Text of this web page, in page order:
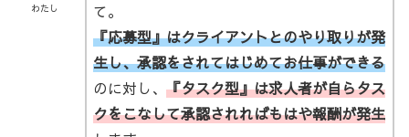
わたし
て。
『応募型』はクライアントとのやり取りが発
生し、承認をされてはじめてお仕事ができる
のに対し、 『タスク型』は求人者が自らタス
クをこなして承認されればもはや報酬が発生